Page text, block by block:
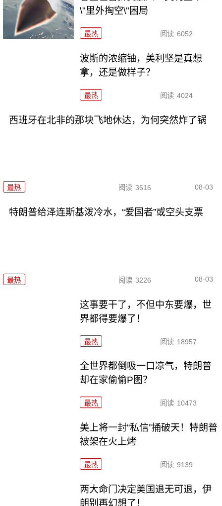
\"里外掏空\"困局
最热 阅读 6052
波斯的浓缩铀，美利坚是真想
拿，还是做样子？
最热 阅读 4024
西班牙在北非的那块飞地休达，为何突然炸了锅
最热 阅读 3616 08-03
特朗普给泽连斯基泼冷水，“爱国者”或空头支票
最热 阅读 3226 08-03
这事要干了，不但中东要爆，世
界都得要爆了！
最热 阅读 18957
全世界都倒吸一口凉气，特朗普
却在家偷偷P图？
最热 阅读 10473
美上将一封“私信”捅破天！特朗普
被架在火上烤
最热 阅读 9139
两大命门决定美国退无可退，伊
朗别再幻想了！